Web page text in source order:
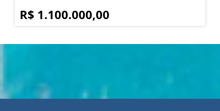
R$ 1.100.000,00